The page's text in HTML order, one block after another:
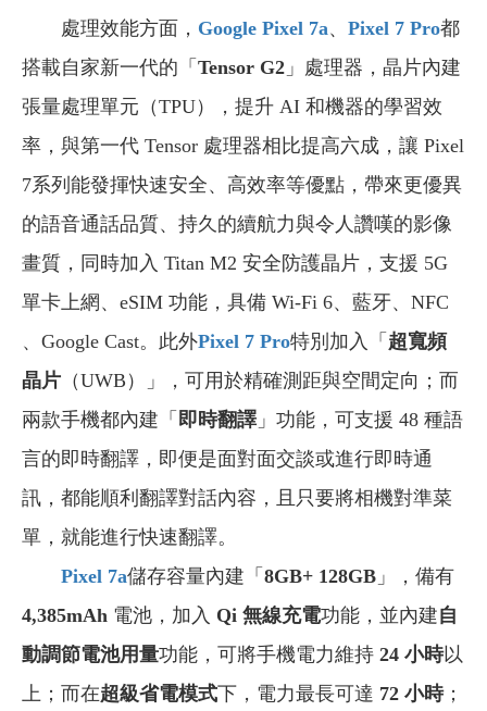
處理效能方面， Google Pixel 7a、 Pixel 7 Pro都
搭載自家新一代的「 Tensor G2 」處理器，晶片內建
張量處理單元（TPU），提升 AI 和機器的學習效
率，與第一代 Tensor 處理器相比提高六成，讓 Pixel
7系列能發揮快速安全、高效率等優點，帶來更優異
的語音通話品質、持久的續航力與令人讚嘆的影像
畫質，同時加入 Titan M2 安全防護晶片，支援 5G
單卡上網、eSIM 功能，具備 Wi-Fi 6、藍牙、NFC
、Google Cast。此外Pixel 7 Pro特別加入「 超寬頻
晶片 （UWB）」，可用於精確測距與空間定向；而
兩款手機都內建「 即時翻譯 」功能，可支援 48 種語
言的即時翻譯，即便是面對面交談或進行即時通
訊，都能順利翻譯對話內容，且只要將相機對準菜
單，就能進行快速翻譯。
Pixel 7a儲存容量內建「 8GB+ 128GB 」，備有
4,385mAh 電池，加入 Qi 無線充電功能，並內建自
動調節電池用量功能，可將手機電力維持 24 小時以
上；而在超級省電模式下，電力最長可達 72 小時；